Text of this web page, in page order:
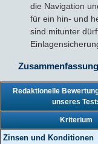
die Navigation
für ein hin- und
sind mitunter
Redaktionelle
unseres
Kriterium
Zinsen und Konditionen